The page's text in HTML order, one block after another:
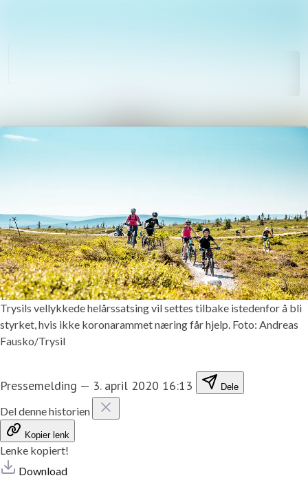
Trysils vellykkede helårssatsing vil settes tilbake istedenfor å bli
styrket, hvis ikke koronarammet næring får hjelp. Foto: Andreas
Fausko/Trysil
Pressemelding — 3. april 2020 16:13 Dele
Del denne historien
Kopier lenk
Lenke kopiert!
Download